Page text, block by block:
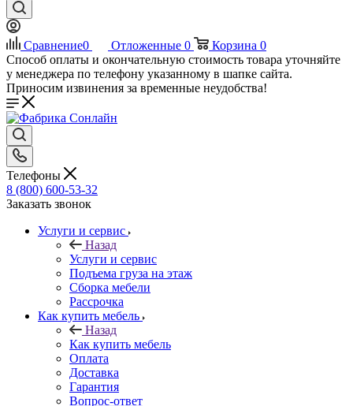
Сравнение0 Отложенные 0 Корзина 0
Способ оплаты и окончательную стоимость товара уточняйте
у менеджера по телефону указанному в шапке сайта.
Приносим извинения за временные неудобства!
Телефоны
8 (800) 600-53-32
Заказать звонок
Услуги и сервис
Назад
Услуги и сервис
Подъема груза на этаж
Сборка мебели
Рассрочка
Как купить мебель
Назад
Как купить мебель
Оплата
Доставка
Гарантия
Вопрос-ответ